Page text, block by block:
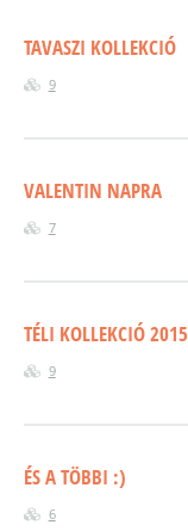
TAVASZI KOLLEKCIÓ
9
VALENTIN NAPRA
7
TÉLI KOLLEKCIÓ 2015
9
ÉS A TÖBBI :)
6